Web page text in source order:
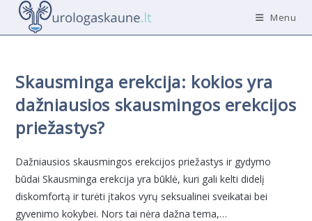
Menu
Skausminga erekcija: kokios yra
dažniausios skausmingos erekcijos
priežastys?
Dažniausios skausmingos erekcijos priežastys ir gydymo
būdai Skausminga erekcija yra būklė, kuri gali kelti didelį
diskomfortą ir turėti įtakos vyrų seksualinei sveikatai bei
gyvenimo kokybei. Nors tai nėra dažna tema,…